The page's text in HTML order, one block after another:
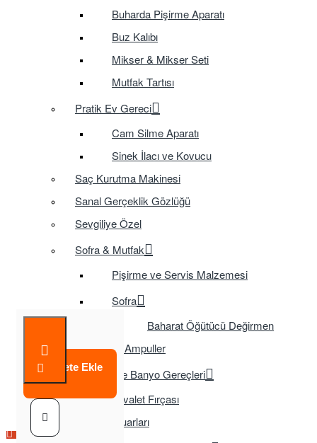
Buharda Pişirme Aparatı
Buz Kalıbı
Mikser & Mikser Seti
Mutfak Tartısı
Pratik Ev Gereci
Cam Silme Aparatı
Sinek İlacı ve Kovucu
Saç Kurutma Makinesi
Sanal Gerçeklik Gözlüğü
Sevgiliye Özel
Sofra & Mutfak
Pişirme ve Servis Malzemesi
Sofra
Baharat Öğütücü Değirmen
Tasarruflu Ampuller
Temizlik ve Banyo Gereçleri
Tuvalet Fırçası
TV Aksesuarları
Sepete Ekle
Çok Satılan Ürün
Çok Satılan Ürün